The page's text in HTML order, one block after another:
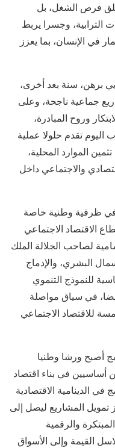
خلق فرص الشغل، بل
الترابية، وجسرا يربط
في الإنسان، بما يعزز
برهن، سنة بعد أخرى،
جماعية ناجحة، وعلى
وروح المبادرة،
اليوم تقدم حلولا عملية
الموارد المحلية،
والاجتماعي داخل
في ظرفية وطنية خاصة
الاقتصاد الاجتماعي
لصاحب الجلالة الملك
البشري، والإدماج
للنموذج التنموي
في سياق مواصلة
للاقتصاد الاجتماعي
أصبح ورشا وطنيا
أساسيين في بناء اقتصاد
الدينامية الاقتصادية
تمويل المشاريع ليصل إلى
والرقمية
القيمة وإلى الأسواق